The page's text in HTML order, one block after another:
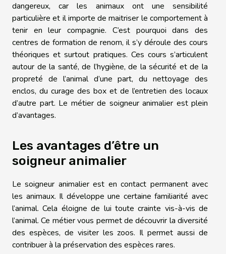
dangereux, car les animaux ont une sensibilité
particulière et il importe de maitriser le comportement à
tenir en leur compagnie. C’est pourquoi dans des
centres de formation de renom, il s’y déroule des cours
théoriques et surtout pratiques. Ces cours s’articulent
autour de la santé, de l’hygiène, de la sécurité et de la
propreté de l’animal d’une part, du nettoyage des
enclos, du curage des box et de l’entretien des locaux
d’autre part. Le métier de soigneur animalier est plein
d’avantages.
Les avantages d’être un
soigneur animalier
Le soigneur animalier est en contact permanent avec
les animaux. Il développe une certaine familiarité avec
l’animal. Cela éloigne de lui toute crainte vis-à-vis de
l’animal. Ce métier vous permet de découvrir la diversité
des espèces, de visiter les zoos. Il permet aussi de
contribuer à la préservation des espèces rares.